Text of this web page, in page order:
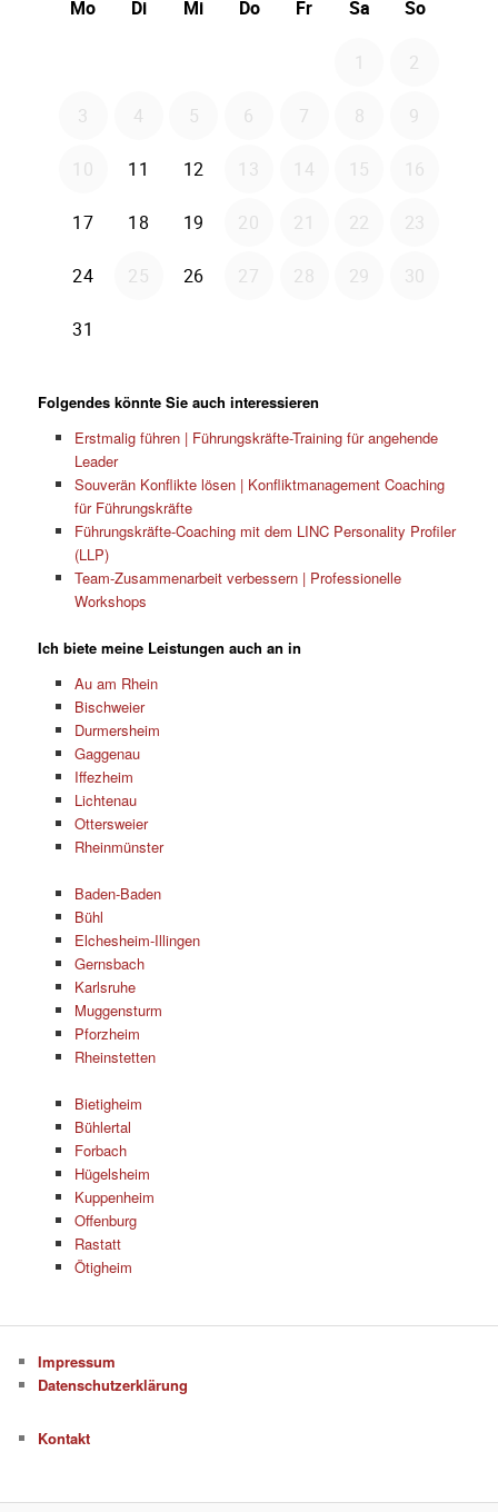
Folgendes könnte Sie auch interessieren
Erstmalig führen | Führungskräfte-Training für angehende
Leader
Souverän Konflikte lösen | Konfliktmanagement Coaching
für Führungskräfte
Führungskräfte-Coaching mit dem LINC Personality Profiler
(LLP)
Team-Zusammenarbeit verbessern | Professionelle
Workshops
Ich biete meine Leistungen auch an in
Au am Rhein
Bischweier
Durmersheim
Gaggenau
Iffezheim
Lichtenau
Ottersweier
Rheinmünster
Baden-Baden
Bühl
Elchesheim-Illingen
Gernsbach
Karlsruhe
Muggensturm
Pforzheim
Rheinstetten
Bietigheim
Bühlertal
Forbach
Hügelsheim
Kuppenheim
Offenburg
Rastatt
Ötigheim
Impressum
Datenschutzerklärung
Kontakt